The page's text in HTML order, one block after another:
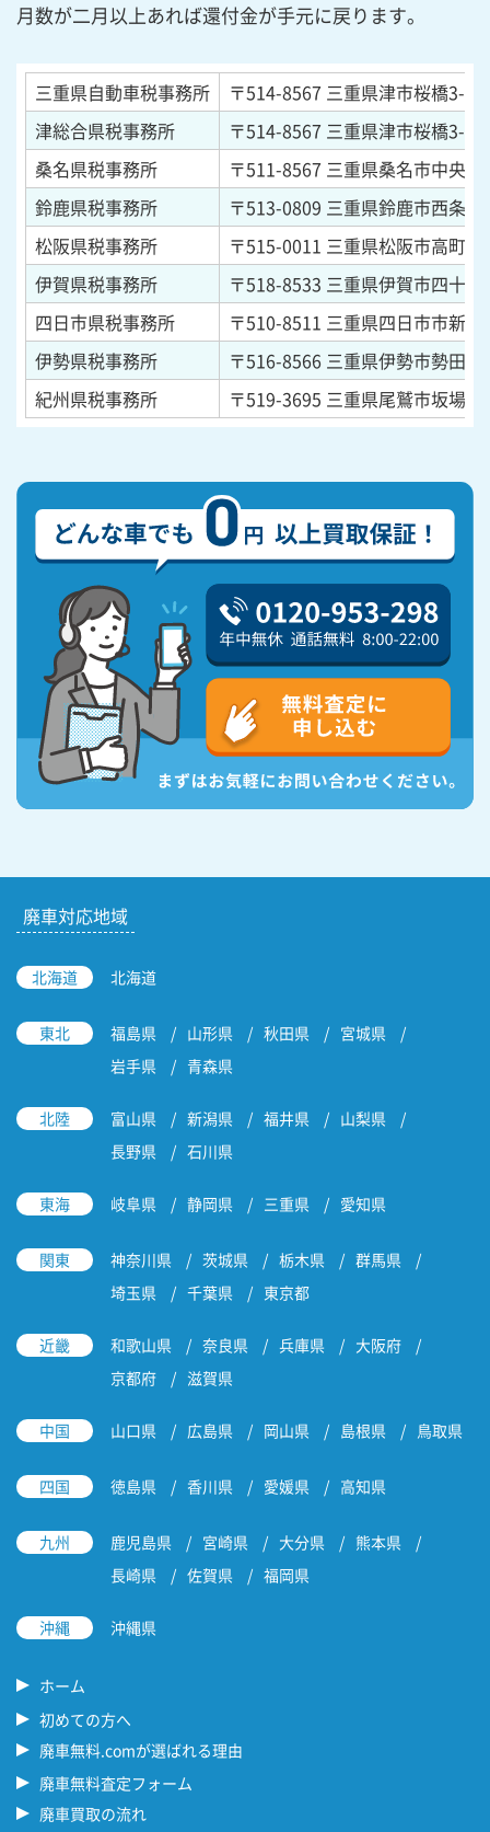
月数が二月以上あれば還付金が手元に戻ります。
三重県自動車税事務所 〒514-8567 三重県津市桜橋3-
津総合県税事務所
〒514-8567 三重県津市桜橋3-
桑名県税事務所
〒511-8567 三重県桑名市中央町
鈴鹿県税事務所
〒513-0809 三重県鈴鹿市西条5-
松阪県税事務所
〒515-0011 三重県松阪市高町
伊賀県税事務所
〒518-8533 三重県伊賀市四十九
四日市県税事務所
〒510-8511 三重県四日市市新
伊勢県税事務所
〒516-8566 三重県伊勢市勢田
紀州県税事務所
〒519-3695 三重県尾鷲市坂場西
廃車対応地域
北海道 北海道
東北 福島県 山形県 秋田県
宮城県
岩手県
青森県
北陸 富山県 新潟県 福井県
山梨県
長野県
石川県
東海 岐阜県 静岡県 三重県 愛知県
関東 神奈川県 茨城県 栃木県
群馬県
埼玉県
千葉県 東京都
近畿 和歌山県 奈良県 兵庫県
大阪府
京都府
滋賀県
中国 山口県 広島県 岡山県 島根県 鳥取県
四国 徳島県 香川県 愛媛県 高知県
九州 鹿児島県 宮崎県 大分県
熊本県
長崎県
佐賀県 福岡県
沖縄 沖縄県
ホーム
初めての方へ
廃車無料.comが選ばれる理由
廃車無料査定フォーム
廃車買取の流れ